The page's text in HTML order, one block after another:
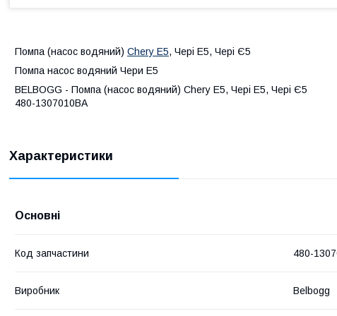
Помпа (насос водяний) Chery E5, Чері Е5, Чері Є5
Помпа насос водяний Чери Е5
BELBOGG - Помпа (насос водяний) Chery E5, Чері Е5, Чері Є5
480-1307010BA
Характеристики
Основні
Код запчастини 480-
Виробник Belbogg